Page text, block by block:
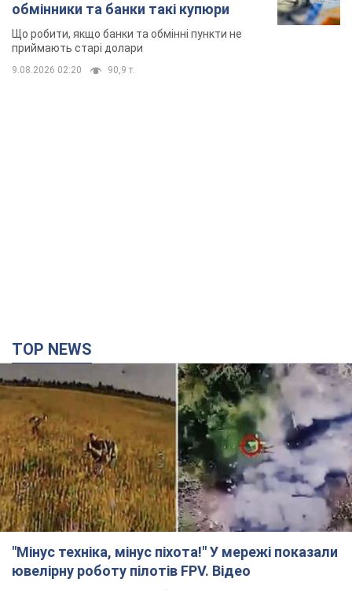
обмінники та банки такі купюри
Що робити, якщо банки та обмінні пункти не
приймають старі долари
9.08.2026 02:20 90,9 т.
TOP NEWS
"Мінус техніка, мінус піхота!" У мережі показали
ювелірну роботу пілотів FPV. Відео